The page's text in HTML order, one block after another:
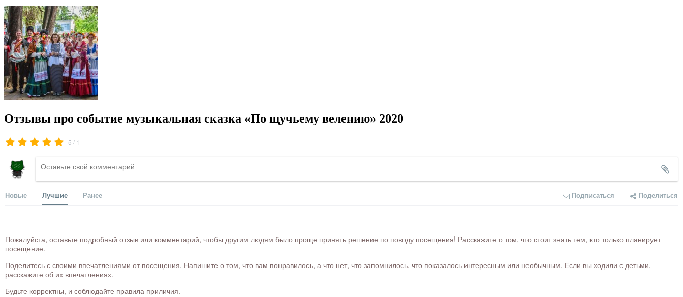
Отзывы про событие музыкальная сказка «По щучьему велению» 2020
5 / 1
Новые Лучшие Ранее Подписаться Поделиться
Пожалуйста, оставьте подробный отзыв или комментарий, чтобы другим людям было проще принять решение по поводу посещения! Расскажите о том, что стоит знать тем, кто только планирует
посещение.
Поделитесь с своими впечатлениями от посещения. Напишите о том, что вам понравилось, а что нет, что запомнилось, что показалось интересным или необычным. Если вы ходили с детьми,
расскажите об их впечатлениях.
Будьте корректны, и соблюдайте правила приличия.